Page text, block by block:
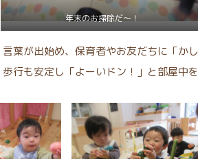
年末のお掃除だ～！
葉が出始め、保育者やお友だちに「かし
行も安定し「よーいドン！」と部屋中を